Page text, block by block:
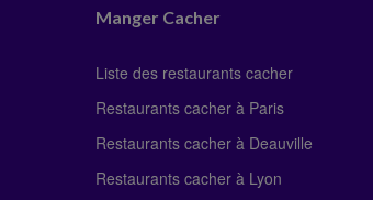
Manger Cacher
Liste des restaurants cacher
Restaurants cacher à Paris
Restaurants cacher à Deauville
Restaurants cacher à Lyon